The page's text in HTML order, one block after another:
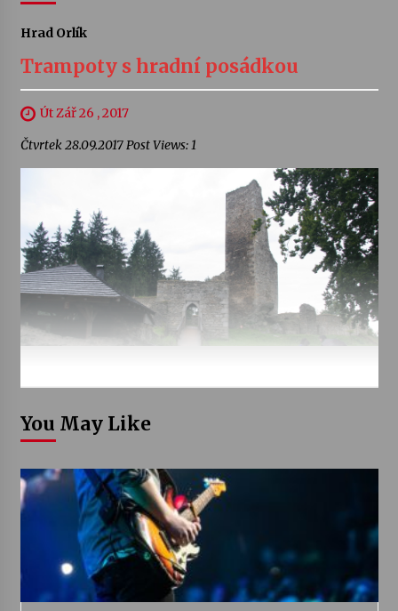
Hrad Orlík
Trampoty s hradní posádkou
Út Zář 26 , 2017
Čtvrtek 28.09.2017 Post Views: 1
You May Like